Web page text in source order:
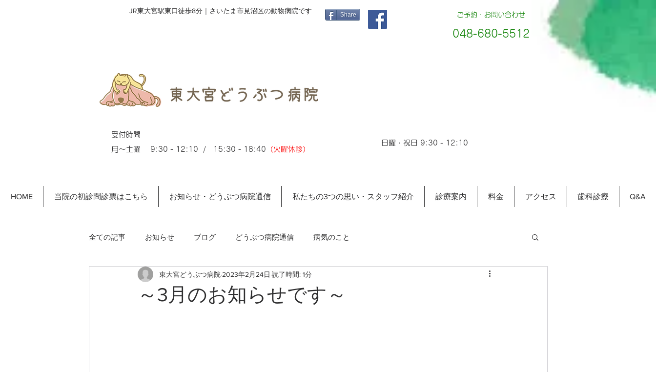
Share
​JR東大宮駅東口徒歩8分｜さいたま市見沼区の動物病院です ご予約・お問い合わせ
048-680-5512
受付時間
月～土曜 9:30 - 12:10 / 15:30 - 18:40 （火曜休診）
日曜・祝日 9:30 - 12:10
HOME 当院の初診問診票はこちら お知らせ・どうぶつ病院通信 私たちの3つの思い・スタッフ紹介 診療案内 料金 アクセス 歯科診療 Q&A
全ての記事 お知らせ ブログ どうぶつ病院通信 病気のこと
～3月のお知らせです～
東大宮どうぶつ病院 2023年2月24日 読了時間: 1分